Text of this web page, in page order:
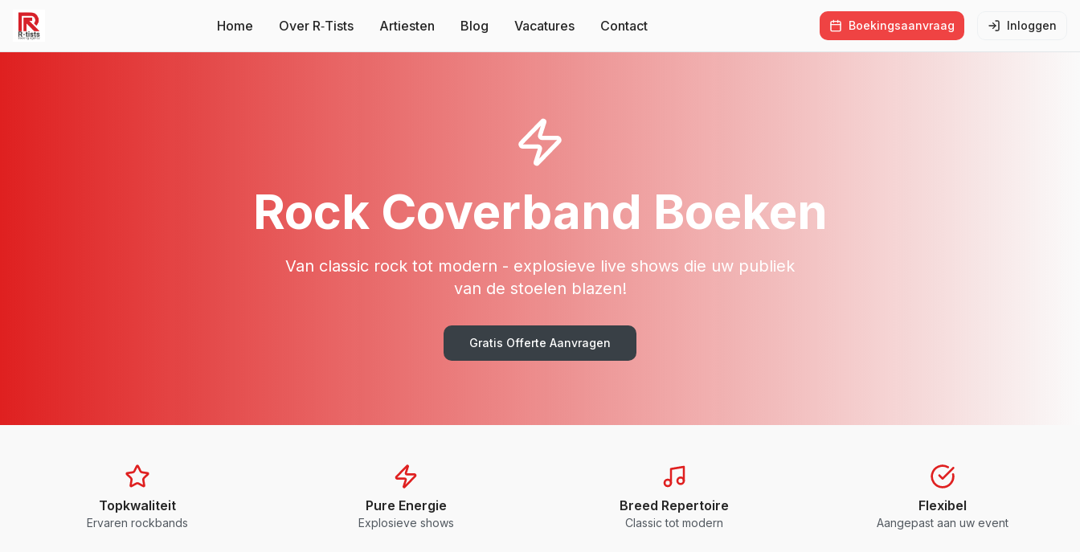
Home Over R‑Tists Artiesten Blog Vacatures Contact Boekingsaanvraag Inloggen
Rock Coverband Boeken
Van classic rock tot modern - explosieve live shows die uw publiek
van de stoelen blazen!
Gratis Offerte Aanvragen
Topkwaliteit
Ervaren rockbands
Pure Energie
Explosieve shows
Breed Repertoire
Classic tot modern
Flexibel
Aangepast aan uw event